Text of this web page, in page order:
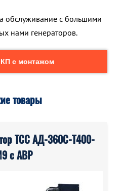
обслуживание с большими
нами генераторов.
с монтажом
товары
ТСС АД-360С-Т400-
с АВР